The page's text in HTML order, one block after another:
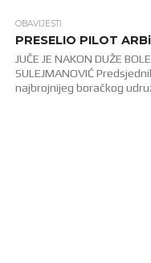
OBAVIJESTI
PRESELIO PILOT
JUČE JE NAKON DUŽE
SULEJMANOVIĆ
najbrojnijeg boračkog